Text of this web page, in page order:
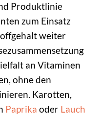
Produktlinie
zum Einsatz
weiter
an Vitaminen
ohne den
Karotten,
Paprika oder Lauch